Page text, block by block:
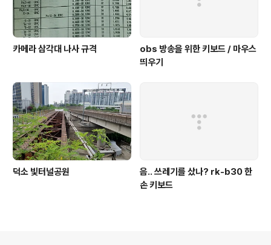
카메라 삼각대 나사 규격
obs 방송을 위한 키보드 / 마우스
띄우기
덕소 빛터널공원
음.. 쓰레기를 샀나? rk-b30 한
손 키보드